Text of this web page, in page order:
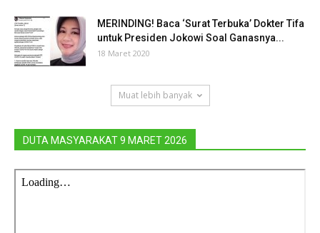
MERINDING! Baca ‘Surat Terbuka’ Dokter Tifa
untuk Presiden Jokowi Soal Ganasnya...
18 Maret 2020
Muat lebih banyak
DUTA MASYARAKAT 9 MARET 2026